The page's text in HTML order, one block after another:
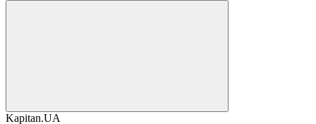
Kapitan.UA